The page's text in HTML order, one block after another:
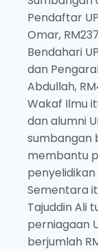
Pendaftar
Omar,
Bendahari
dan
Abdullah,
Wakaf Ilmu
dan alumni
sumbangan
membantu
penyelidikan
Sementara
Tajuddin Ali
perniagaan
berjumlah